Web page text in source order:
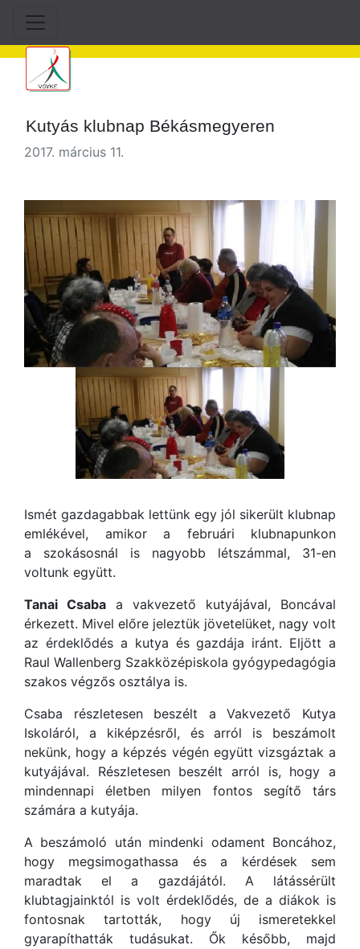
Kutyás klubnap Békásmegyeren
2017. március 11.
Ismét gazdagabbak lettünk egy jól sikerült klubnap
emlékével, amikor a februári klubnapunkon
a szokásosnál is nagyobb létszámmal, 31-en
voltunk együtt.
Tanai Csaba a vakvezető kutyájával, Boncával
érkezett. Mivel előre jeleztük jövetelüket, nagy volt
az érdeklődés a kutya és gazdája iránt. Eljött a
Raul Wallenberg Szakközépiskola gyógypedagógia
szakos végzős osztálya is.
Csaba részletesen beszélt a Vakvezető Kutya
Iskoláról, a kiképzésről, és arról is beszámolt
nekünk, hogy a képzés végén együtt vizsgáztak a
kutyájával. Részletesen beszélt arról is, hogy a
mindennapi életben milyen fontos segítő társ
számára a kutyája.
A beszámoló után mindenki odament Boncához,
hogy megsimogathassa és a kérdések sem
maradtak el a gazdájától. A látássérült
klubtagjainktól is volt érdeklődés, de a diákok is
fontosnak tartották, hogy új ismeretekkel
gyarapíthatták tudásukat. Ők később, majd